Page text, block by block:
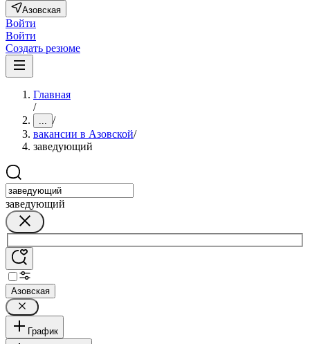
Азовская
Войти
Войти
Создать резюме
Главная
/
... /
вакансии в Азовской/
заведующий
заведующий
Азовская
График